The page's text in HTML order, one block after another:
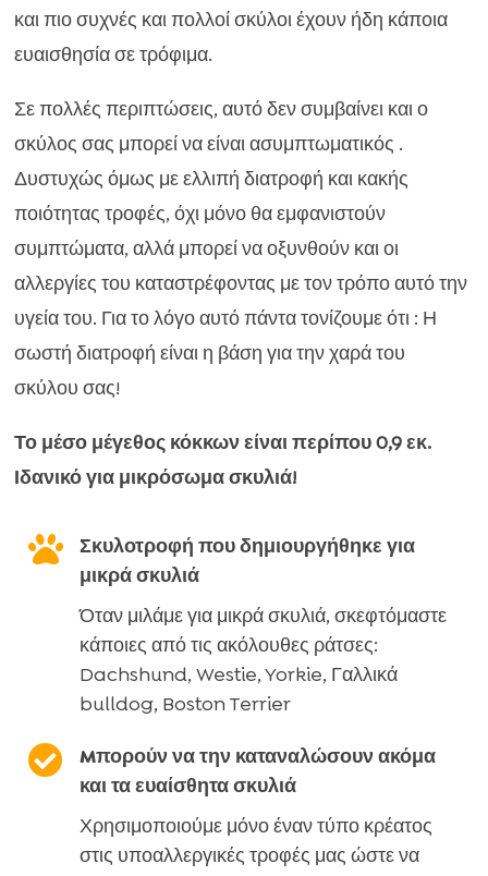
Juliet
(Υψηλής
σύνθεση,
χωρίς
γλουτένη
σίτου
και
χωρίς
κρέας
κοτόπουλου)
ποσότητα
και πιο συχνές και πολλοί σκύλοι έχουν ήδη κάποια
ευαισθησία σε τρόφιμα.
Σε πολλές περιπτώσεις, αυτό δεν συμβαίνει και ο
σκύλος σας μπορεί να είναι ασυμπτωματικός .
Δυστυχώς όμως με ελλιπή διατροφή και κακής
ποιότητας τροφές, όχι μόνο θα εμφανιστούν
συμπτώματα, αλλά μπορεί να οξυνθούν και οι
αλλεργίες του καταστρέφοντας με τον τρόπο αυτό την
υγεία του. Για το λόγο αυτό πάντα τονίζουμε ότι : Η
σωστή διατροφή είναι η βάση για την χαρά του
σκύλου σας!
Το μέσο μέγεθος κόκκων είναι περίπου 0,9 εκ.
Ιδανικό για μικρόσωμα σκυλιά!

Σκυλοτροφή που δημιουργήθηκε για
μικρά σκυλιά
Όταν μιλάμε για μικρά σκυλιά, σκεφτόμαστε
κάποιες από τις ακόλουθες ράτσες:
Dachshund, Westie, Yorkie, Γαλλικά
bulldog, Boston Terrier

Mπορούν να την καταναλώσουν ακόμα
και τα ευαίσθητα σκυλιά
Χρησιμοποιούμε μόνο έναν τύπο κρέατος
στις υποαλλεργικές τροφές μας ώστε να